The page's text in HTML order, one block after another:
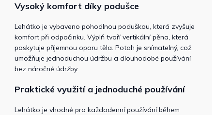
Vysoký komfort díky podušce
Lehátko je vybaveno pohodlnou poduškou, která zvyšuje
komfort při odpočinku. Výplň tvoří vertikální pěna, která
poskytuje příjemnou oporu těla. Potah je snímatelný, což
umožňuje jednoduchou údržbu a dlouhodobé používání
bez náročné údržby.
Praktické využití a jednoduché používání
Lehátko je vhodné pro každodenní používání během